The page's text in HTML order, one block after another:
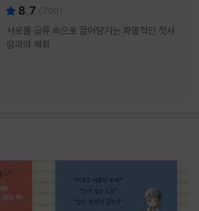
8.7 (700)
서로를 급류 속으로 끌어당기는 파멸적인 첫사
랑과의 재회